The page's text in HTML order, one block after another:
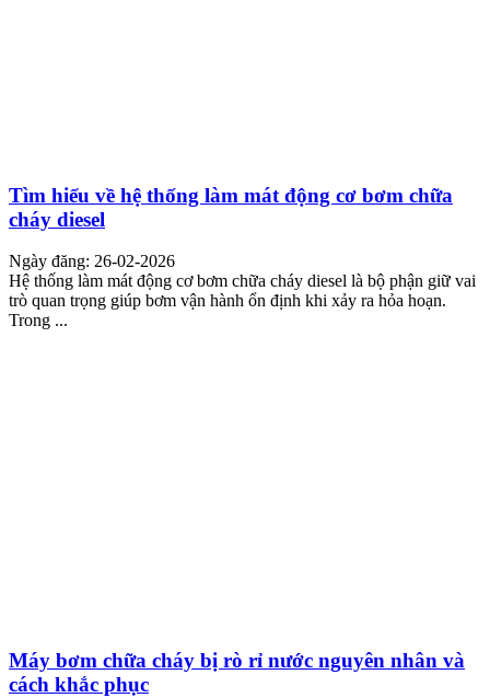
Tìm hiểu về hệ thống làm mát động cơ bơm chữa
cháy diesel
Ngày đăng: 26-02-2026
Hệ thống làm mát động cơ bơm chữa cháy diesel là bộ phận giữ vai
trò quan trọng giúp bơm vận hành ổn định khi xảy ra hỏa hoạn.
Trong ...
Máy bơm chữa cháy bị rò rỉ nước nguyên nhân và
cách khắc phục